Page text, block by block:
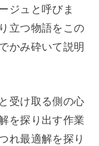
ジュと呼びま
立つ物語をこの
かみ砕いて説明
受け取る側の心
を探り出す作業
れ最適解を探り